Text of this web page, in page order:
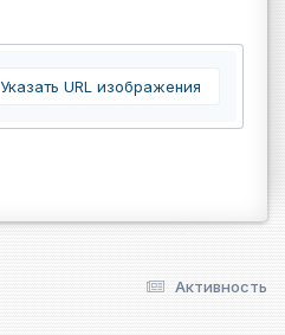
Указать URL изображения
Активность